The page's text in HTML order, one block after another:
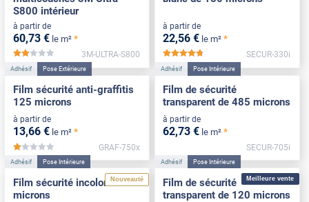
S800 intérieur
à partir de
60,73 € le m² *
*****
3M-ULTRA-S800
à partir de
22,56 € le m² *
*****
SECUR-330i
Adhésif Pose Extérieure
Film sécurité anti-graffitis
125 microns
à partir de
13,66 € le m² *
*****
GRAF-750x
Adhésif Pose Intérieure
Film de sécurité
transparent de 485 microns
à partir de
62,73 € le m² *
SECUR-705i
Nouveauté
Adhésif Pose Intérieure
Film sécurité incolore 375
microns
Meilleure vente
Adhésif Pose Intérieure
Film de sécurité
transparent de 120 microns